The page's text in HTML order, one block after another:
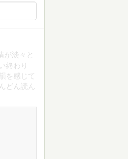
が淡々と
終わり
を感じて
どん読ん